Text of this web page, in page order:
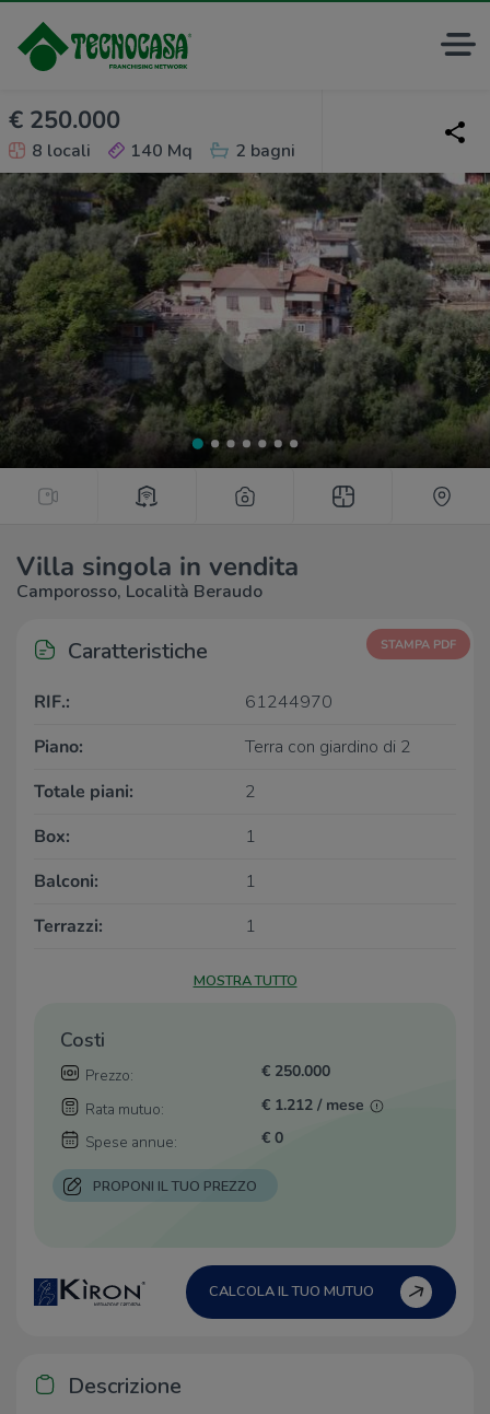
€ 250.000
8 locali 140 Mq 2 bagni
Villa singola in vendita
Camporosso, Località Beraudo
Caratteristiche STAMPA PDF
RIF.:
61244970
Piano:
Terra con giardino di 2
Totale piani:
2
Box:
1
Balconi:
1
Terrazzi:
1
MOSTRA TUTTO
Costi
Prezzo:
€ 250.000
Rata mutuo:
€ 1.212 / mese
Spese annue:
€ 0
PROPONI IL TUO PREZZO
CALCOLA IL TUO MUTUO
Descrizione